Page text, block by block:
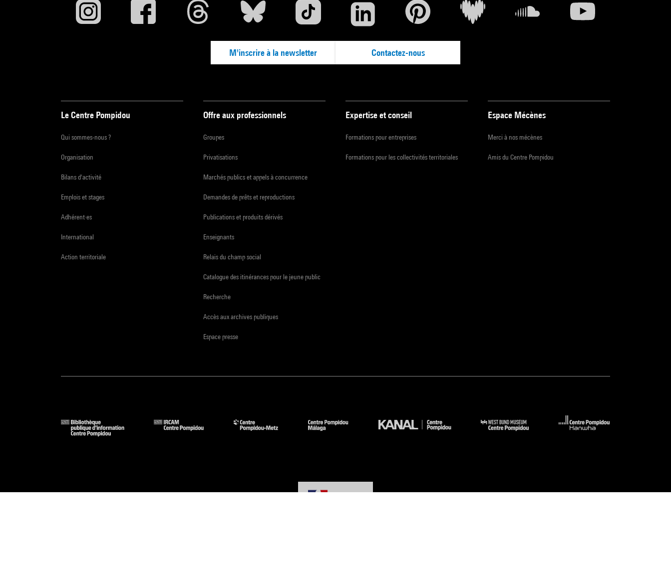
M'inscrire à la newsletter Contactez-nous
Le Centre Pompidou
Qui sommes-nous ?
Organisation
Bilans d'activité
Emplois et stages
Adhérent·es
International
Action territoriale
Offre aux professionnels
Groupes
Privatisations
Marchés publics et appels à concurrence
Demandes de prêts et reproductions
Publications et produits dérivés
Enseignants
Relais du champ social
Catalogue des itinérances pour le jeune public
Recherche
Accès aux archives publiques
Espace presse
Expertise et conseil
Formations pour entreprises
Formations pour les collectivités territoriales
Espace Mécènes
Merci à nos mécènes
Amis du Centre Pompidou